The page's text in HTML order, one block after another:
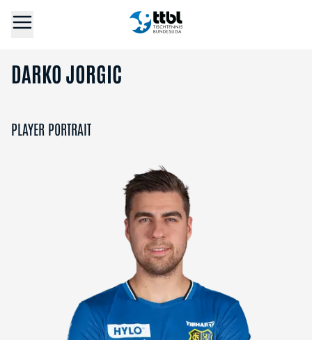
DARKO JORGIC
PLAYER PORTRAIT